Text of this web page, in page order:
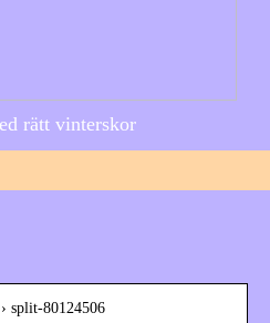
rätt vinterskor
split-80124506